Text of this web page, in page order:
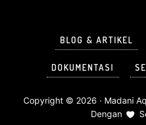
BLOG & ARTIKEL
DOKUMENTASI
Copyright © 2026 · Madani
Dengan